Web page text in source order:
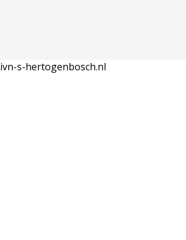
s-hertogenbosch.nl